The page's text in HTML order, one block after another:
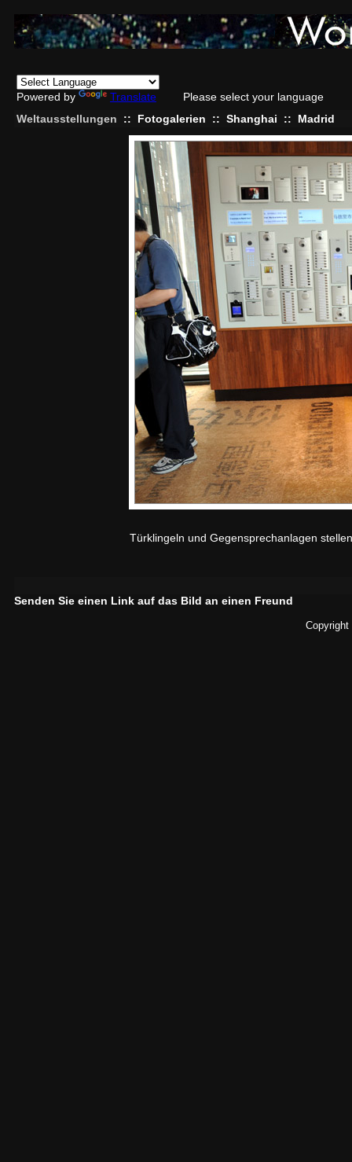
Powered by Translate
Please select your language
Weltausstellungen
:: Fotogalerien :: Shanghai :: Madrid
Türklingeln und Gegensprechanlagen
Senden Sie einen Link auf das Bild an einen Freund